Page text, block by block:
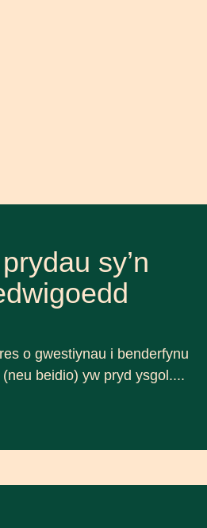
sy’n
o gwestiynau i benderfynu
beidio) yw pryd ysgol....